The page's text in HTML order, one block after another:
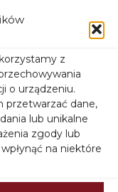
z
o urządzeniu.
przetwarzać dane,
lub unikalne
zgody lub
na niektóre